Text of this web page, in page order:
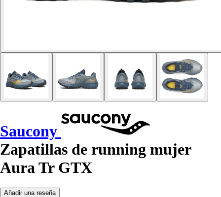
Saucony
Zapatillas de running mujer
Aura Tr GTX
Añadir una reseña